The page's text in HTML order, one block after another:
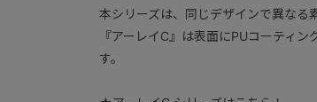
本シリーズは、同じデザインで異なる
『アーレイC』は表面にPUコーティ
す。